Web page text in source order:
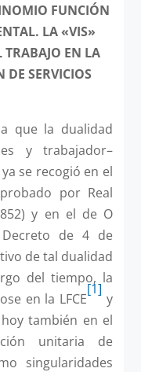
FUNCIÓN
LA «VIS»
TRABAJO EN LA
DE SERVICIOS
que la dualidad
y trabajador–
se recogió en el
por Real
y en el de O
Decreto de 4 de
de tal dualidad
del tiempo, la
en la LFCE
[1]
y
también en el
unitaria de
singularidades